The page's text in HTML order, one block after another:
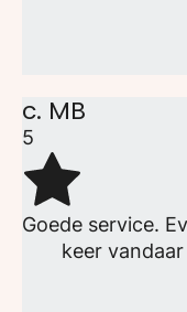
c. MB
5
Goede service.
keer